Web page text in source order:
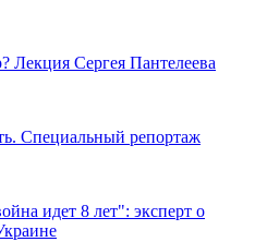
Лекция Сергея Пантелеева
Специальный репортаж
идет 8 лет": эксперт о